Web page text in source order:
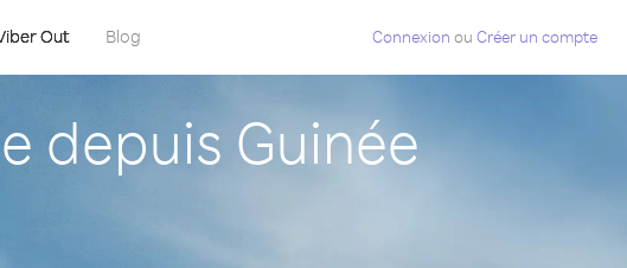
Out Blog Connexion ou Créer un compte
depuis Guinée